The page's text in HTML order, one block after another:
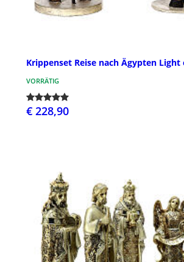
Krippenset Reise nach Ägypten Light
VORRÄTIG
€ 228,90